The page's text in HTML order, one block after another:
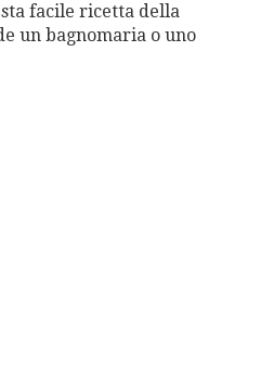
facile ricetta della
un bagnomaria o uno